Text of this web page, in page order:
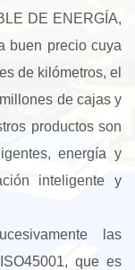
DE ENERGÍA,
buen precio cuya
de kilómetros, el
de cajas y
productos son
energía y
inteligente y
las
que es